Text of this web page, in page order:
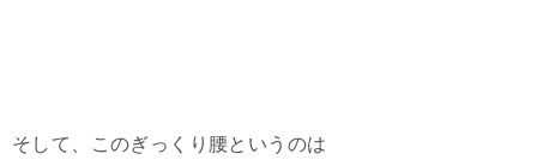
そして、このぎっくり腰というのは